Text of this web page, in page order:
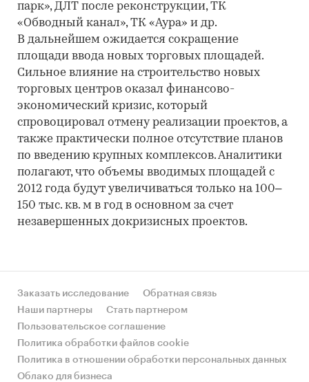
парк», ДЛТ после реконструкции, ТК
«Обводный канал», ТК «Аура» и др.
В дальнейшем ожидается сокращение
площади ввода новых торговых площадей.
Сильное влияние на строительство новых
торговых центров оказал финансово-
экономический кризис, который
спровоцировал отмену реализации проектов, а
также практически полное отсутствие планов
по введению крупных комплексов. Аналитики
полагают, что объемы вводимых площадей с
2012 года будут увеличиваться только на 100–
150 тыс. кв. м в год в основном за счет
незавершенных докризисных проектов.
Заказать исследование
Обратная связь
Наши партнеры
Стать партнером
Пользовательское соглашение
Политика обработки файлов cookie
Политика в отношении обработки персональных данных
Облако для бизнеса